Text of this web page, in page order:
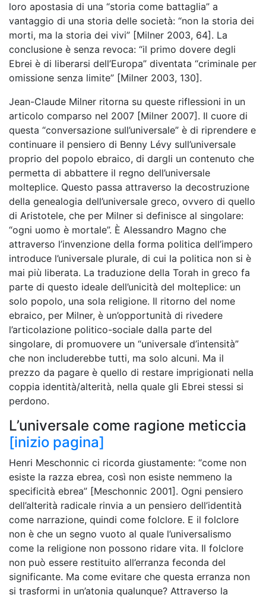
loro apostasia di una “storia come battaglia” a
vantaggio di una storia delle società: “non la storia dei
morti, ma la storia dei vivi” [Milner 2003, 64]. La
conclusione è senza revoca: “il primo dovere degli
Ebrei è di liberarsi dell’Europa” diventata “criminale per
omissione senza limite” [Milner 2003, 130].
Jean-Claude Milner ritorna su queste riflessioni in un
articolo comparso nel 2007 [Milner 2007]. Il cuore di
questa “conversazione sull’universale” è di riprendere e
continuare il pensiero di Benny Lévy sull’universale
proprio del popolo ebraico, di dargli un contenuto che
permetta di abbattere il regno dell’universale
molteplice. Questo passa attraverso la decostruzione
della genealogia dell’universale greco, ovvero di quello
di Aristotele, che per Milner si definisce al singolare:
“ogni uomo è mortale”. È Alessandro Magno che
attraverso l’invenzione della forma politica dell’impero
introduce l’universale plurale, di cui la politica non si è
mai più liberata. La traduzione della Torah in greco fa
parte di questo ideale dell’unicità del molteplice: un
solo popolo, una sola religione. Il ritorno del nome
ebraico, per Milner, è un’opportunità di rivedere
l’articolazione politico-sociale dalla parte del
singolare, di promuovere un “universale d’intensità”
che non includerebbe tutti, ma solo alcuni. Ma il
prezzo da pagare è quello di restare imprigionati nella
coppia identità/alterità, nella quale gli Ebrei stessi si
perdono.
L’universale come ragione meticcia
[inizio pagina]
Henri Meschonnic ci ricorda giustamente: “come non
esiste la razza ebrea, così non esiste nemmeno la
specificità ebrea” [Meschonnic 2001]. Ogni pensiero
dell’alterità radicale rinvia a un pensiero dell’identità
come narrazione, quindi come folclore. E il folclore
non è che un segno vuoto al quale l’universalismo
come la religione non possono ridare vita. Il folclore
non può essere restituito all’erranza feconda del
significante. Ma come evitare che questa erranza non
si trasformi in un’atonia qualunque? Attraverso la